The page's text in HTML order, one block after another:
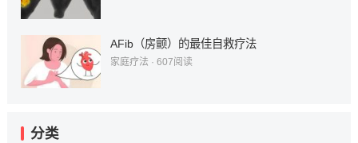
AFib（房颤）的最佳自救疗法
家庭疗法 · 607阅读
分类